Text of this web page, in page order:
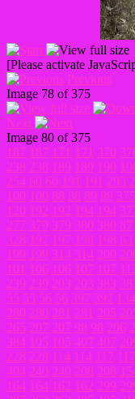
[Please activate
Previous
Image 78 of 375
Next
Image 80 of 375
187 187 171 171 370
238 238 189 189 190
254 60 60 191 191 295
100 100 88 88 89 89 375
120 192 192 194 194
277 379 379 380 380 87
328 197 197 198 198 63
199 199 314 314 200
101 106 106 107 107
239 239 203 203 383
55 55 56 56 397 397 134
280 280 281 281 205
265 207 207 98 98 206
384 105 105 407 407
228 228 114 114 117 117
404 240 240 208 208
164 164 162 162 299